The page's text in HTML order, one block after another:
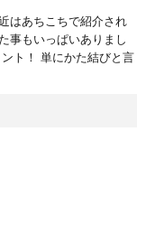
はあちこちで紹介され
事もいっぱいありまし
ト！ 単にかた結びと言